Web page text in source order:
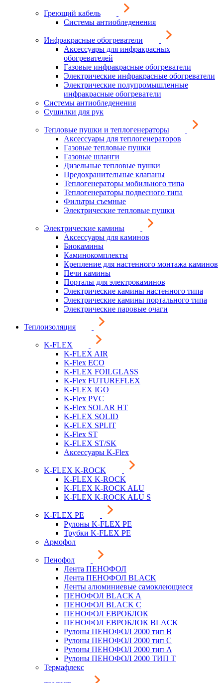
Греющий кабель
Системы антиобледенения
Инфракрасные обогреватели
Аксессуары для инфракрасных
обогревателей
Газовые инфракрасные обогреватели
Электрические инфракрасные обогреватели
Электрические полупромышленные
инфракрасные обогреватели
Системы антиобледенения
Сушилки для рук
Тепловые пушки и теплогенераторы
Аксессуары для теплогенераторов
Газовые тепловые пушки
Газовые шланги
Дизельные тепловые пушки
Предохранительные клапаны
Теплогенераторы мобильного типа
Теплогенераторы подвесного типа
Фильтры съемные
Электрические тепловые пушки
Электрические камины
Аксессуары для каминов
Биокамины
Каминокомплекты
Крепление для настенного монтажа каминов
Печи камины
Порталы для электрокаминов
Электрические камины настенного типа
Электрические камины портального типа
Электрические паровые очаги
Теплоизоляция
K-FLEX
K-FLEX AIR
K-Flex ECO
K-FLEX FOILGLASS
K-Flex FUTUREFLEX
K-FLEX IGO
K-Flex PVC
K-Flex SOLAR HT
K-FLEX SOLID
K-FLEX SPLIT
K-Flex ST
K-FLEX ST/SK
Аксессуары K-Flex
K-FLEX K-ROCK
K-FLEX K-ROCK
K-FLEX K-ROCK ALU
K-FLEX K-ROCK ALU S
K-FLEX PE
Рулоны K-FLEX PE
Трубки K-FLEX PE
Армофол
Пенофол
Лента ПЕНОФОЛ
Лента ПЕНОФОЛ BLACK
Ленты алюминиевые самоклеющиеся
ПЕНОФОЛ BLACK A
ПЕНОФОЛ BLACK С
ПЕНОФОЛ ЕВРОБЛОК
ПЕНОФОЛ ЕВРОБЛОК BLACK
Рулоны ПЕНОФОЛ 2000 тип B
Рулоны ПЕНОФОЛ 2000 тип C
Рулоны ПЕНОФОЛ 2000 тип А
Рулоны ПЕНОФОЛ 2000 ТИП Т
Термафлекс